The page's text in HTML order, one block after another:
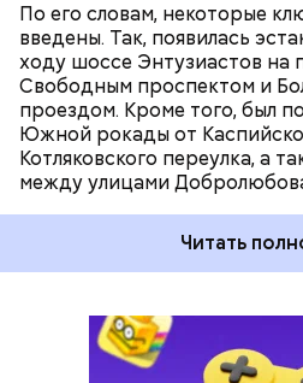
По его словам, некоторые
введены. Так, появилась
ходу шоссе Энтузиастов на
Свободным проспектом и
проездом. Кроме того, был
Южной рокады от
Котляковского переулка, а
между улицами
Читать